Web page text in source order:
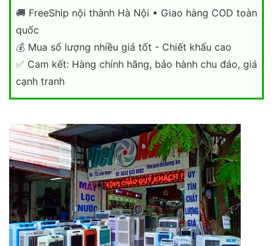
🚚 FreeShip nội thành Hà Nội • Giao hàng COD toàn
quốc
💰 Mua số lượng nhiều giá tốt - Chiết khấu cao
✅ Cam kết: Hàng chính hãng, bảo hành chu đáo, giá
cạnh tranh